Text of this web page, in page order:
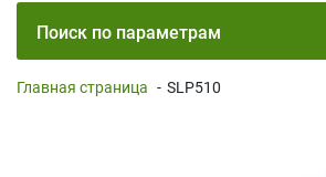
Поиск по параметрам
Главная страница - SLP510